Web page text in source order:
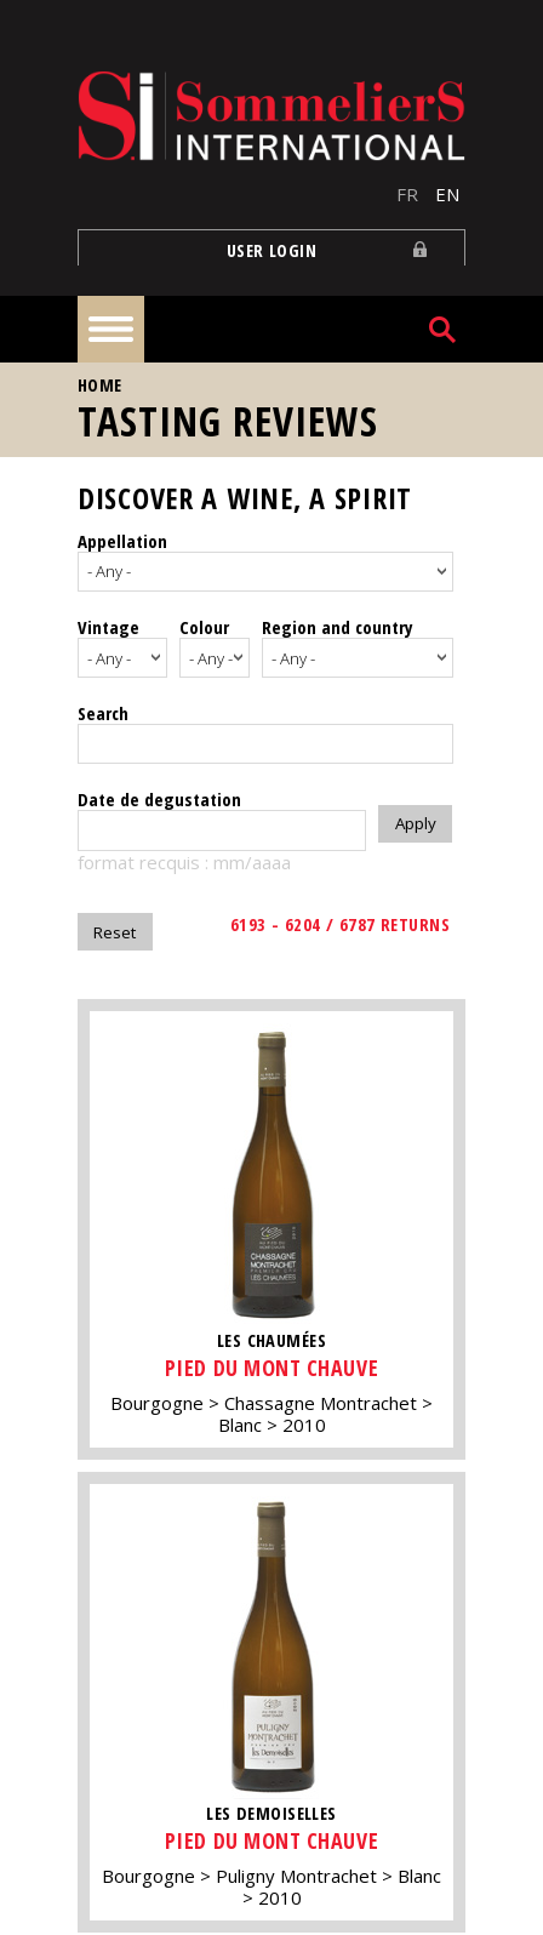
FR EN
USER LOGIN
Home
Our
events
Spirits
Tasting
reviews
The
magazine
Magazine
YOU ARE HERE
HOME
TASTING REVIEWS
DISCOVER A WINE, A SPIRIT
Appellation
Vintage Colour Region and country
Search
Date de degustation
format recquis : mm/aaaa
6193 - 6204 / 6787 RETURNS
LES CHAUMÉES
PIED DU MONT CHAUVE
Bourgogne
Chassagne Montrachet
Blanc
2010
LES DEMOISELLES
PIED DU MONT CHAUVE
Bourgogne Puligny Montrachet
Blanc
2010